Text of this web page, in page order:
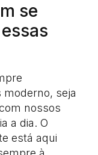
se
seja
nossos
a dia. O
está aqui